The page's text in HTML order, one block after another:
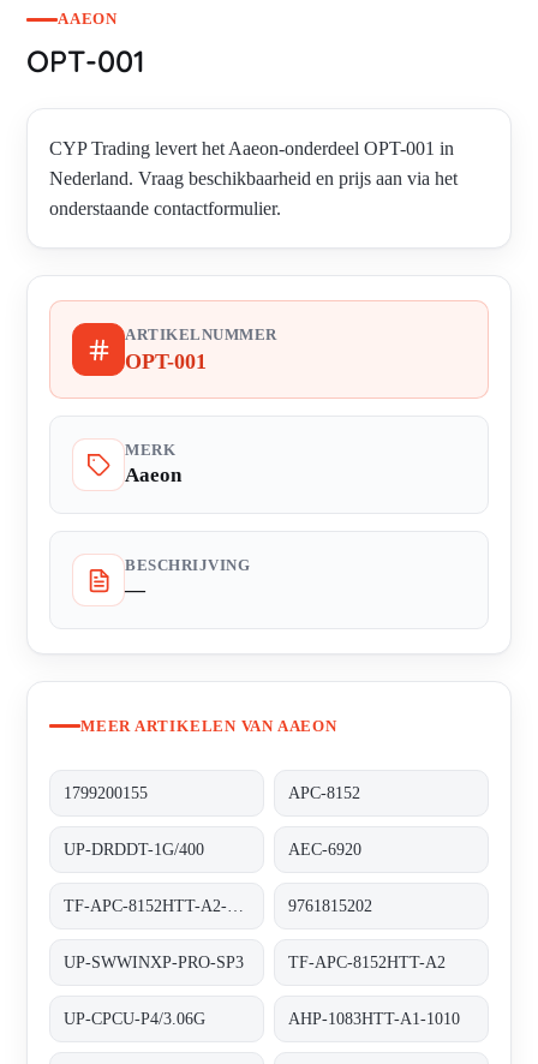
AAEON
OPT-001
CYP Trading levert het Aaeon-onderdeel OPT-001 in
Nederland. Vraag beschikbaarheid en prijs aan via het
onderstaande contactformulier.
ARTIKELNUMMER
OPT-001
MERK
Aaeon
BESCHRIJVING
—
MEER ARTIKELEN VAN AAEON
1799200155 APC-8152
UP-DRDDT-1G/400 AEC-6920
9761815202
UP-SWWINXP-PRO-SP3 TF-APC-8152HTT-A2
UP-CPCU-P4/3.06G AHP-1083HTT-A1-1010